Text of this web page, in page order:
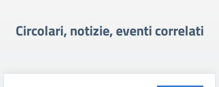
Circolari, notizie, eventi correlati